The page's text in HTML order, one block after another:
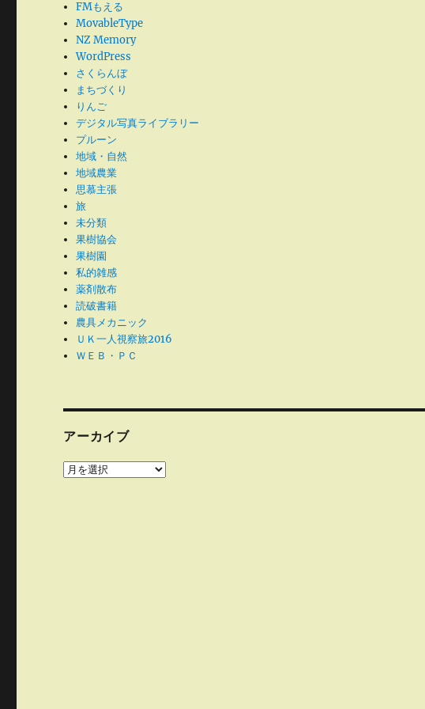
FMもえる
MovableType
NZ Memory
WordPress
さくらんぼ
まちづくり
りんご
デジタル写真ライブラリー
プルーン
地域・自然
地域農業
思慕主張
旅
未分類
果樹協会
果樹園
私的雑感
薬剤散布
読破書籍
農具メカニック
ＵＫ一人視察旅2016
ＷＥＢ・ＰＣ
アーカイブ
ア